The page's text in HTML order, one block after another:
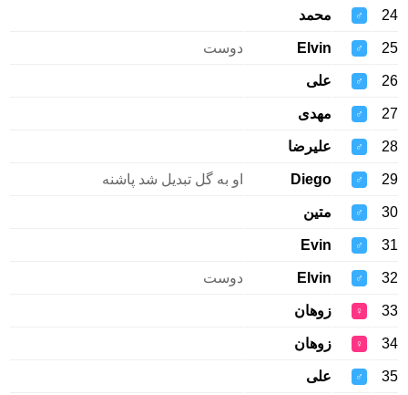
24
♂ محمد
25
♂
Elvin دوست
26
♂ علی
27
♂ مهدی
28
♂ علیرضا
29
♂
Diego او به گل تبدیل شد پاشنه
30
♂ متین
31
♂
Evin
32
♂
Elvin دوست
33
♀ زوهان
34
♀ زوهان
35
♂ علی